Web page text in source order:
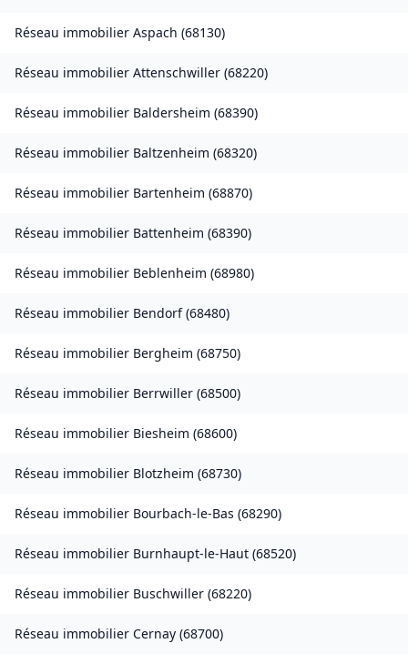
Réseau immobilier Aspach (68130)
Réseau immobilier Attenschwiller (68220)
Réseau immobilier Baldersheim (68390)
Réseau immobilier Baltzenheim (68320)
Réseau immobilier Bartenheim (68870)
Réseau immobilier Battenheim (68390)
Réseau immobilier Beblenheim (68980)
Réseau immobilier Bendorf(68480)
Réseau immobilier Bergheim (68750)
Réseau immobilier Berrwiller (68500)
Réseau immobilier Biesheim (68600)
Réseau immobilier Blotzheim (68730)
Réseau immobilier Bourbach-le-Bas (68290)
Réseau immobilier Burnhaupt-le-Haut (68520)
Réseau immobilier Buschwiller (68220)
Réseau immobilier Cernay (68700)